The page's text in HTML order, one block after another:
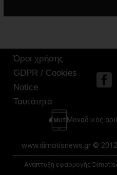
Όροι χρήσης
GDPR / Cookies
Notice
Ταυτότητα
Μοναδικός
www.dimotisnews.gr ©
Ανάπτυξη εφαρμογής